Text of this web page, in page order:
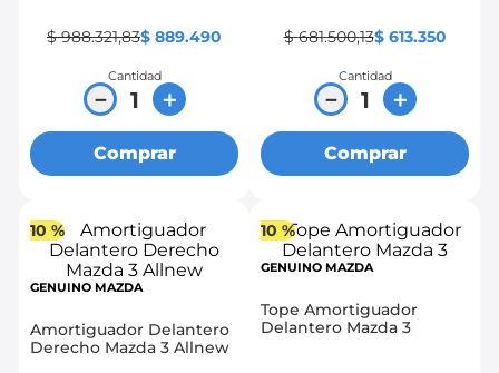
$ 988.321,83$ 889.490
Cantidad
＋
－
Comprar
$ 681.500,13$ 613.350
Cantidad
＋
－
Comprar
10 %
GENUINO MAZDA
Amortiguador Delantero
Derecho Mazda 3 Allnew
10 %
GENUINO MAZDA
Tope Amortiguador
Delantero Mazda 3